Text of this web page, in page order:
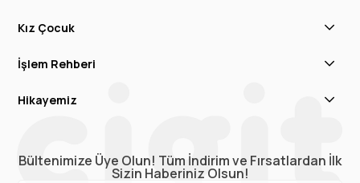
Kız Çocuk
İşlem Rehberi
Hikayemiz
Bültenimize Üye Olun! Tüm İndirim ve Fırsatlardan İlk
Sizin Haberiniz Olsun!